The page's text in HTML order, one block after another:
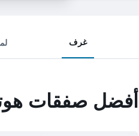
غرف
أفضل صفقات